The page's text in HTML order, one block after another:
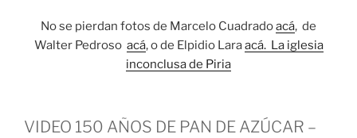
No se pierdan fotos de Marcelo Cuadradoacá, de
Walter Pedroso acá, o de Elpidio Laraacá. La iglesia
inconclusa de Piria
VIDEO 150 AÑOS DE PAN DE AZÚCAR –